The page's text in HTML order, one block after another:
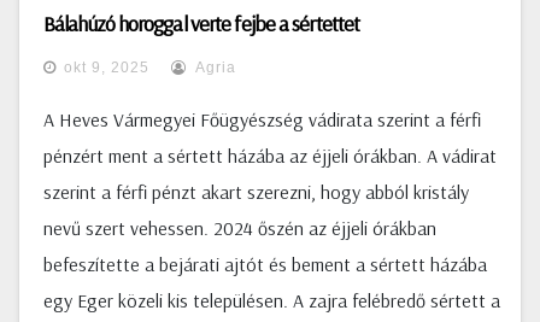
Bálahúzó horoggal verte fejbe a sértettet
okt 9, 2025 Agria
A Heves Vármegyei Főügyészség vádirata szerint a férfi
pénzért ment a sértett házába az éjjeli órákban. A vádirat
szerint a férfi pénzt akart szerezni, hogy abból kristály
nevű szert vehessen. 2024 őszén az éjjeli órákban
befeszítette a bejárati ajtót és bement a sértett házába
egy Eger közeli kis településen. A zajra felébredő sértett a